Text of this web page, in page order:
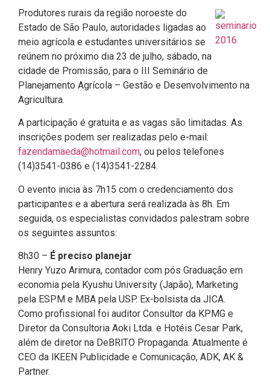
Produtores rurais da região noroeste do
Estado de São Paulo, autoridades ligadas ao
meio agrícola e estudantes universitários se
reúnem no próximo dia 23 de julho, sábado, na
cidade de Promissão, para o III Seminário de
Planejamento Agrícola – Gestão e Desenvolvimento na
Agricultura.
A participação é gratuita e as vagas são limitadas. As
inscrições podem ser realizadas pelo e-mail:
fazendamaeda@hotmail.com, ou pelos telefones
(14)3541-0386 e (14)3541-2284.
O evento inicia às 7h15 com o credenciamento dos
participantes e a abertura será realizada às 8h. Em
seguida, os especialistas convidados palestram sobre
os seguintes assuntos:
8h30 – É preciso planejar
Henry Yuzo Arimura, contador com pós Graduação em
economia pela Kyushu University (Japão), Marketing
pela ESPM e MBA pela USP. Ex-bolsista da JICA.
Como profissional foi auditor Consultor da KPMG e
Diretor da Consultoria Aoki Ltda. e Hotéis Cesar Park,
além de diretor na DeBRlTO Propaganda. Atualmente é
CEO da lKEEN Publicidade e Comunicação, ADK, AK &
Partner.